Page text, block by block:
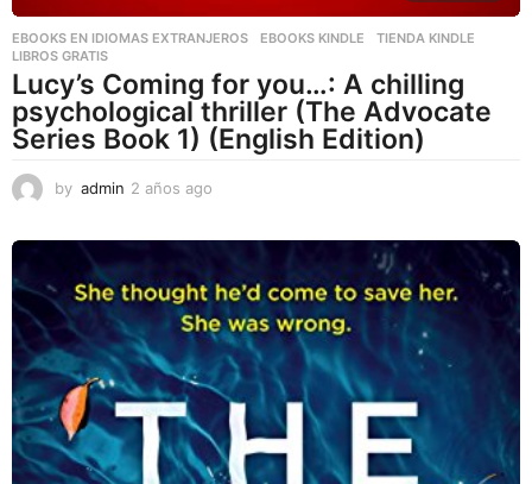
EBOOKS EN IDIOMAS EXTRANJEROS ,EBOOKS KINDLE ,TIENDA KINDLE
LIBROS GRATIS
Lucy’s Coming for you…: A chilling
psychological thriller (The Advocate
Series Book 1) (English Edition)
by admin 2 años ago
s
a
g
o